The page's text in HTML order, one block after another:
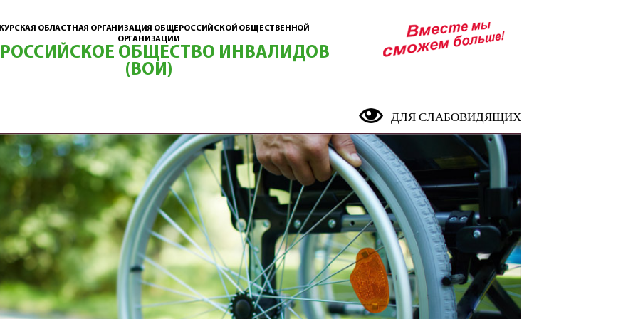
ОБЛАСТНАЯ ОРГАНИЗАЦИЯ ОБЩЕРОССИЙСКОЙ ОБЩЕСТВЕННОЙ
ОРГАНИЗАЦИИ
ОБЩЕСТВО ИНВАЛИДОВ
(ВОИ)
ДЛЯ СЛАБОВИДЯЩИХ